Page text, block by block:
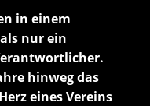
in einem
nur ein
hinweg das
eines Vereins